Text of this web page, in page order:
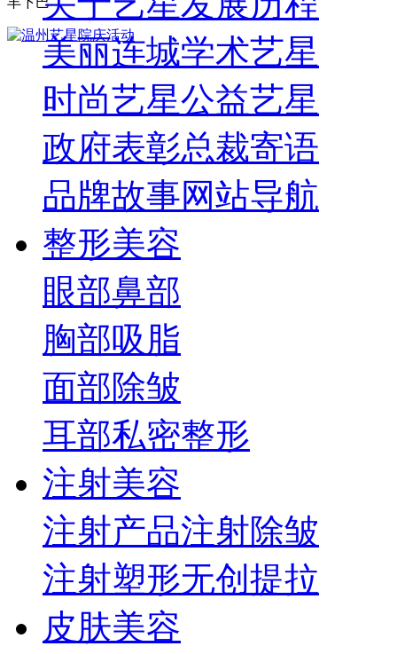
美丽连城学术艺星
时尚艺星公益艺星
政府表彰总裁寄语
品牌故事网站导航
整形美容
眼部鼻部
胸部吸脂
面部除皱
耳部私密整形
注射美容
注射产品注射除皱
注射塑形无创提拉
皮肤美容